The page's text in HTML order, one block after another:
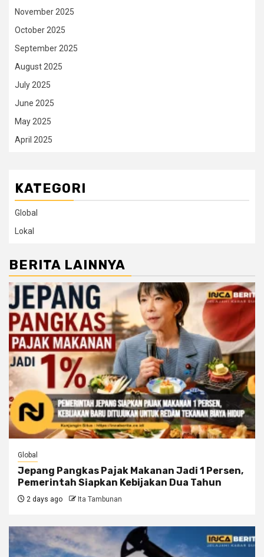
November 2025
October 2025
September 2025
August 2025
July 2025
June 2025
May 2025
April 2025
KATEGORI
Global
Lokal
BERITA LAINNYA
Global
Jepang Pangkas Pajak Makanan Jadi 1 Persen,
Pemerintah Siapkan Kebijakan Dua Tahun
2 days ago Ita Tambunan